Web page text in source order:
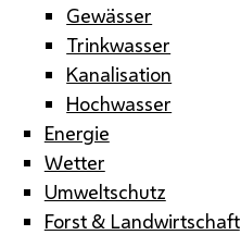
Gewässer
Trinkwasser
Kanalisation
Hochwasser
Energie
Wetter
Umweltschutz
Forst & Landwirtschaft